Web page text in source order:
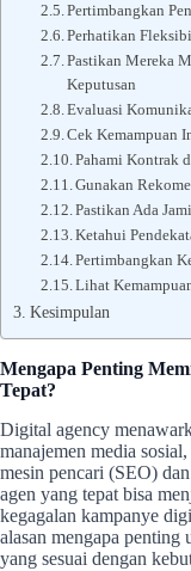
Pertimbangkan
Perhatikan
Pastikan Mereka
Keputusan
Evaluasi
Cek Kemampuan
Pahami Kontrak
Gunakan
Pastikan Ada
Ketahui
Pertimbangkan
Lihat
Kesimpulan
Mengapa Penting
Tepat?
Digital agency
manajemen media
mesin pencari (SEO)
agen yang tepat bisa
kegagalan kampanye
alasan mengapa
yang sesuai dengan